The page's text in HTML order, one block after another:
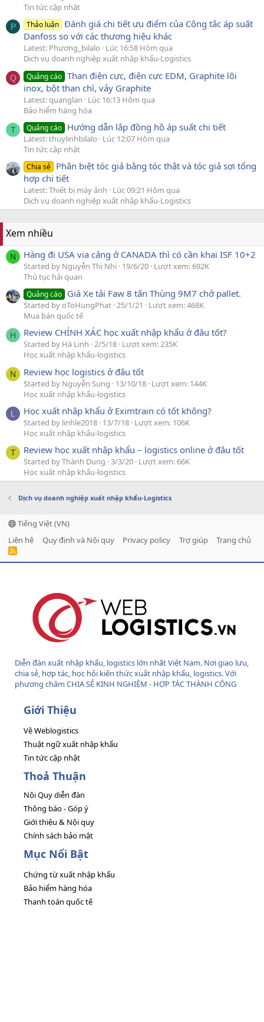
Tin tức cập nhật
P Thảo luận Đánh giá chi tiết ưu điểm của Công tắc áp suất
Danfoss so với các thương hiệu khác
Latest: Phương_bilalo
Lúc 16:58 Hôm qua
Dịch vụ doanh nghiệp xuất nhập khẩu-Logistics
Q Quảng cáo Than điện cực, điện cực EDM, Graphite lõi
inox, bột than chì, vảy Graphite
Latest: quanglan
Lúc 16:13 Hôm qua
Bảo hiểm hàng hóa
T Quảng cáo Hướng dẫn lắp đồng hồ áp suất chi tiết
Latest: thuylinhbilalo
Lúc 12:07 Hôm qua
Tin tức cập nhật
Chia sẻ Phân biệt tóc giả bằng tóc thật và tóc giả sợi tổng
hợp chi tiết
Latest: Thiết bị máy ảnh
Lúc 09:21 Hôm qua
Dịch vụ doanh nghiệp xuất nhập khẩu-Logistics
Xem nhiều
N Hàng đi USA via cảng ở CANADA thì có cần khai ISF 10+2
Started by Nguyễn Thị Nhi 19/6/20 Lượt xem: 692K
Thủ tục hải quan
Quảng cáo Giá Xe tải Faw 8 tấn Thùng 9M7 chở pallet.
Started by oToHungPhat 25/1/21
Lượt xem: 468K
Mua bán quốc tế
H Review CHÍNH XÁC học xuất nhập khẩu ở đâu tốt?
Started by Hà Linh 2/5/18 Lượt xem: 235K
Học xuất nhập khẩu-logistics
N Review học logistics ở đâu tốt
Started by Nguyễn Sung 13/10/18 Lượt xem: 144K
Học xuất nhập khẩu-logistics
L Học xuất nhập khẩu ở Eximtrain có tốt không?
Started by linhle2018 13/7/18 Lượt xem: 106K
Học xuất nhập khẩu-logistics
T Review học xuất nhập khẩu – logistics online ở đâu tốt
Started by Thành Dung 3/3/20 Lượt xem: 66K
Học xuất nhập khẩu-logistics
Dịch vụ doanh nghiệp xuất nhập khẩu-Logistics
Tiếng Việt (VN)
Liên hệ
Quy định và Nội quy Privacy policy Trợ giúp Trang chủ
R
Diễn đàn xuất nhập khẩu, logistics lớn nhất Việt Nam. Nơi giao lưu,
chia sẻ, hợp tác, học hỏi kiến thức xuất nhập khẩu, logistics. Với
phương châm CHIA SẺ KINH NGHIỆM - HỢP TÁC THÀNH CÔNG
Giới Thiệu
Về Weblogistics
Thuật ngữ xuất nhập khẩu
Tin tức cập nhật
Thoả Thuận
Nội Quy diễn đàn
Thông báo - Góp ý
Giới thiệu & Nội quy
Chính sách bảo mật
Mục Nổi Bật
Chứng từ xuất nhập khẩu
Bảo hiểm hàng hóa
Thanh toán quốc tế